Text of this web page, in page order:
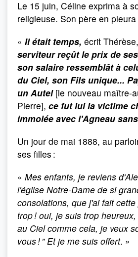
Le 15 juin, Céline exprima à
religieuse. Son père en
« Il était temps, écrit Thérèse,
serviteur reçût le prix de
son salaire ressemblât à
du Ciel, son Fils unique...
un Autel[le nouveau maître-
Pierre], ce fut lui la victime
immolée avec l'Agneau
Un jour de mai 1888, au
ses filles :
« Mes enfants, je reviens
l'église Notre-Dame de si
consolations, que j'ai fait
trop ! oui, je suis trop
au Ciel comme cela, je veux
vous ! ” Et je me suis offert. »